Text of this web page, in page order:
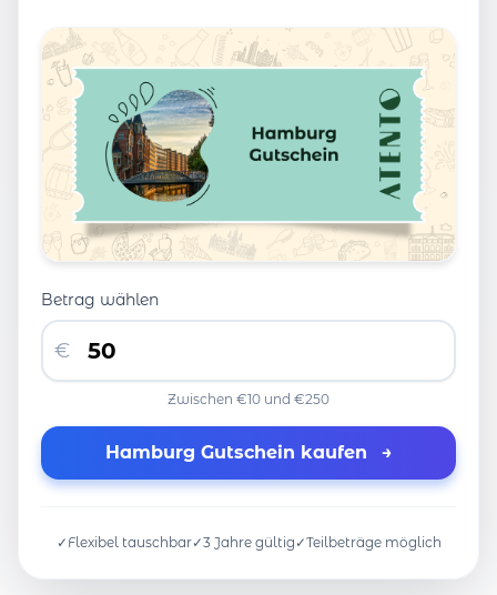
Betrag wählen
€
Zwischen €10 und €250
Hamburg Gutschein kaufen →
✓ Flexibel tauschbar✓3 Jahre gültig ✓Teilbeträge möglich